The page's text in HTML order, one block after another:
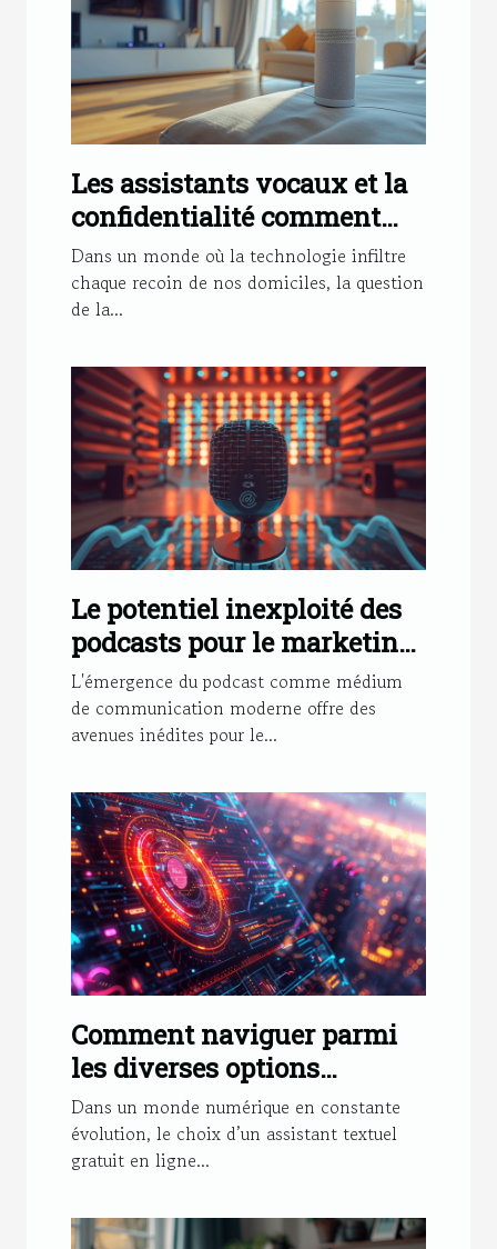
Les assistants vocaux et la
confidentialité comment
sécuriser vos conversations
à la maison
Dans un monde où la technologie infiltre
chaque recoin de nos domiciles, la question
de la...
Le potentiel inexploité des
podcasts pour le marketing
de marque comment tirer
parti de l'audio numérique
L'émergence du podcast comme médium
de communication moderne offre des
avenues inédites pour le...
Comment naviguer parmi
les diverses options
d'assistants textuels
gratuits en ligne
Dans un monde numérique en constante
évolution, le choix d’un assistant textuel
gratuit en ligne...